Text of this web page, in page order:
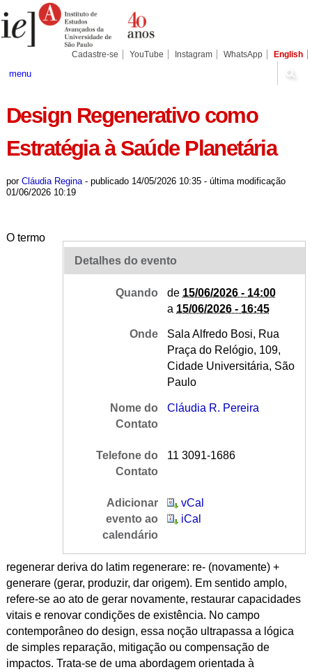
para
conteúdo.
Pessoais
Cadastre-se YouTube Instagram WhatsApp English
menu
Design Regenerativo como
Estratégia à Saúde Planetária
por Cláudia Regina - publicado14/05/2026 10:35 - última modificação
01/06/2026 10:19
Detalhes do evento
Quando de 15/06/2026 - 14:00
a 15/06/2026 - 16:45
Onde
Sala Alfredo Bosi, Rua
Praça do Relógio, 109,
Cidade Universitária, São
Paulo
Nome do
Contato
Cláudia R. Pereira
Telefone do
Contato
11 3091-1686
Adicionar
evento ao
calendário
vCal
iCal
O termo
regenerar deriva do latim regenerare: re- (novamente) +
generare (gerar, produzir, dar origem). Em sentido amplo,
refere-se ao ato de gerar novamente, restaurar capacidades
vitais e renovar condições de existência. No campo
contemporâneo do design, essa noção ultrapassa a lógica
de simples reparação, mitigação ou compensação de
impactos. Trata-se de uma abordagem orientada à